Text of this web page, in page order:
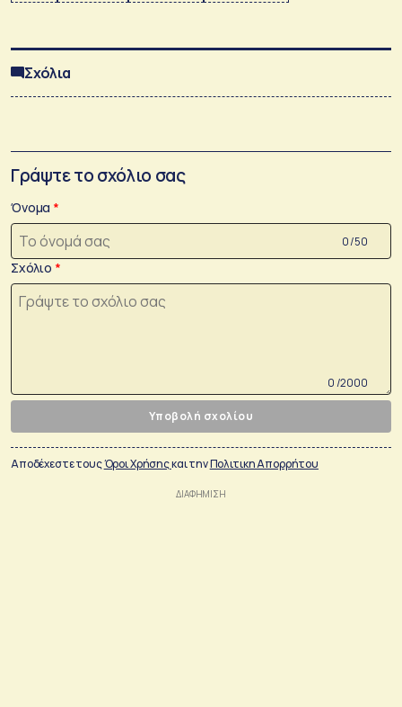
Σχόλια
Γράψτε το σχόλιο σας
Όνομα
0 /50
Σχόλιο
0 /2000
Υποβολή σχολίου
Αποδέχεστε τουςΌροι Χρήσηςκαι τηνΠολιτικη Απορρήτου